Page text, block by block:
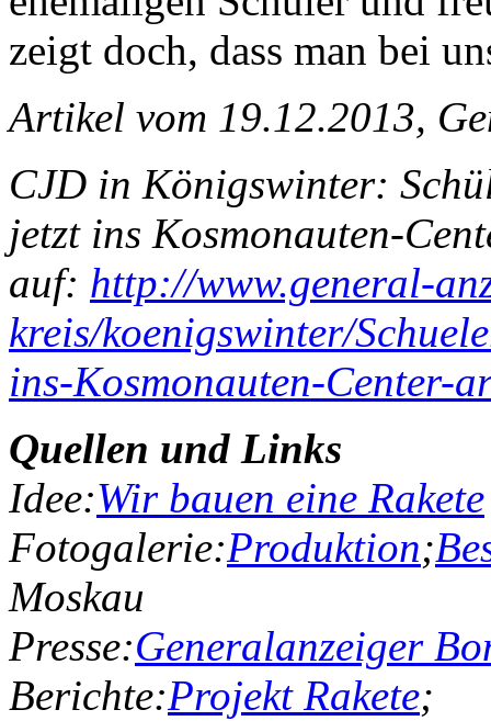
zeigt doch, dass man bei
Artikel vom 19.12.2013,
CJD in Königswinter:
jetzt ins Kosmonauten-
auf: http://www.general-
kreis/koenigswinter/
ins-Kosmonauten-Center-
Quellen und Links
Idee:Wir bauen eine Rakete
Fotogalerie:Produktion;
Moskau
Presse:Generalanzeiger
Berichte:Projekt Rakete;